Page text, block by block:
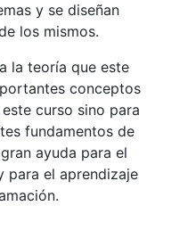
y se diseñan
los mismos.
la teoría que este
conceptos
curso sino para
fundamentos de
ayuda para el
para el aprendizaje